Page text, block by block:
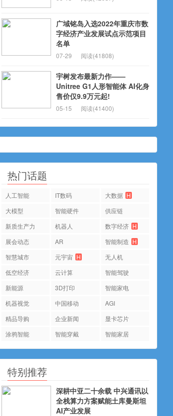
广域铭岛入选2022年重庆市数
字经济产业发展试点示范项目
名单
07-29 阅读(41808)
宇树发布最新力作——
Unitree G1人形智能体 AI化身
售价仅9.9万元起!
05-15 阅读(41400)
热门话题
人工智能 IT数码 大数据 H
大模型
智能硬件
供应链
新质生产力
机器人 数字经济 H
展会动态
AR 智能制造 H
智慧城市
元宇宙 H
无人机
低空经济
云计算
智能驾驶
新能源
3D打印
智能家电
机器视觉
中国移动
AGI
精品导购
企业新闻
显卡芯片
涂鸦智能
智能穿戴 智能家居
特别推荐
深耕中亚二十余载 中兴通讯以
全栈算力方案赋能土库曼斯坦
AI产业发展